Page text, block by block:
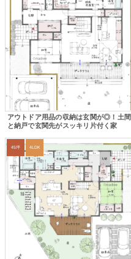
アウトドア用品の収納は玄関が◎！土間
と納戸で玄関先がスッキリ片付く家
45坪 4LDK